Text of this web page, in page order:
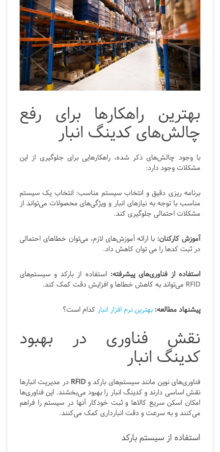
بهترین راهکارها برای رفع
چالش‌های کدینگ انبار
با وجود چالش‌های ذکر شده، راهکارهایی برای جلوگیری از این
مشکلات وجود دارد:
برنامه ریزی دقیق و انتخاب سیستم مناسب: انتخاب یک سیستم
مناسب با توجه به نیازهای انبار و ویژگی‌های محصولات می‌تواند از
مشکلات احتمالی جلوگیری کند.
آموزش کارکنان: با ارائه آموزش‌های لازم، می‌توان خطاهای احتمالی
در ثبت کدها را می توان کاهش داد.
استفاده از فناوری‌های پیشرفته: استفاده از بارکد و سیستم‌های
RFID می‌تواند به کاهش خطاها و افزایش دقت کمک کند.
پیشنهاد مطالعه: بهترین نرم افزار انبارکدام است؟
نقش فناوری در بهبود
کدینگ انبار
فناوری‌های نوین مانند سیستم‌های بارکد و RFID در مدیریت انبارها
نقش اساسی دارند و کدینگ انبار را بهبود می‌بخشند. این فناوری‌ها
امکان اسکن سریع کالاها و ثبت خودکار آنها در سیستم را فراهم
می‌کنند و به سرعت و دقت انبارداری کمک می‌کنند.
استفاده از سیستم بارکد